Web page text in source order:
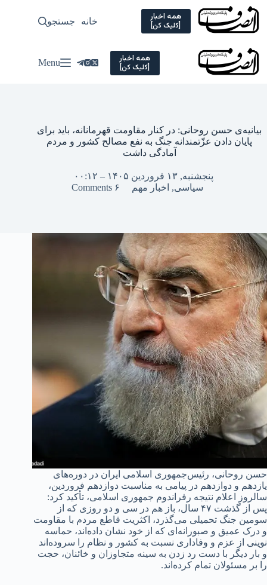
Skip
content
همه اخبار
[کلیک کن] خانه سیاسی
جستجو
همه اخبار
[کلیک کن] Menu
بیانیه‌ی حسن روحانی: در کنار مقاومت قهرمانانه، باید برای
پایان دادن عزّتمندانه جنگ به نفع مصالح کشور و مردم
آمادگی داشت
پنجشنبه, ۱۳ فروردین ۱۴۰۵ – ۰۰:۱۲
سیاسی, اخبار مهم ۶ Comments
حسن روحانی، رئیس‌جمهوری اسلامی ایران در دوره‌های
یازدهم و دوازدهم در پیامی به مناسبت دوازدهم فروردین،
سالروز اعلام نتیجه رفراندوم جمهوری اسلامی، تأکید کرد:
پس از گذشت ۴۷ سال، باز هم در سی و دو روزی که از
سومین جنگ تحمیلی می‌گذرد، اکثریت قاطع مردم با مقاومت
و درک عمیق و صبورانه‌ای که از خود نشان داده‌اند، حماسه
نوینی از عزم و وفاداری نسبت به کشور و نظام را سروده‌اند
و بار دیگر با دست رد زدن به سینه متجاوزان و خائنان، حجت
را بر مسئولان تمام کرده‌اند.